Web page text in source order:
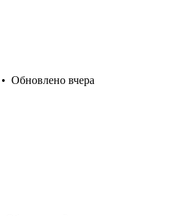
• Обновлено вчера